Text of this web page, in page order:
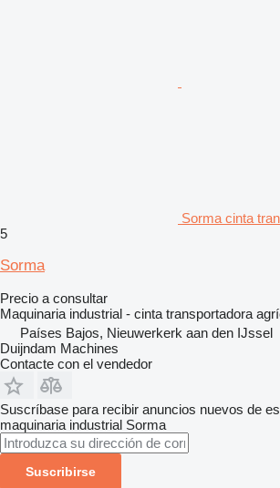
Sorma cinta
5
Sorma
Precio a consultar
Maquinaria industrial - cinta transportadora
Países Bajos, Nieuwerkerk aan den IJssel
Duijndam Machines
Contacte con el vendedor
Suscríbase para recibir anuncios nuevos de
maquinaria industrial Sorma
Suscribirse